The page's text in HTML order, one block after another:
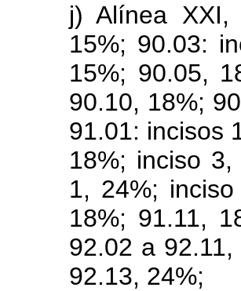
j) Alínea XXI,
15%; 90.03:
15%; 90.05,
90.10, 18%;
91.01: incisos
18%; inciso
1, 24%;
18%; 91.11,
92.02 a
92.13, 24%;